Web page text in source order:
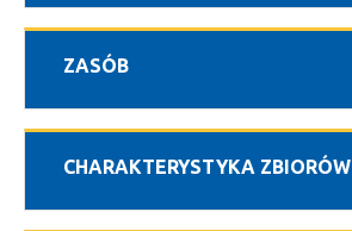
ZASÓB
CHARAKTERYSTYKA ZBIORÓW